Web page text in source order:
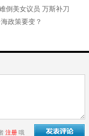
倒美女议员 万斯补刀
政策要变？
注册 哦